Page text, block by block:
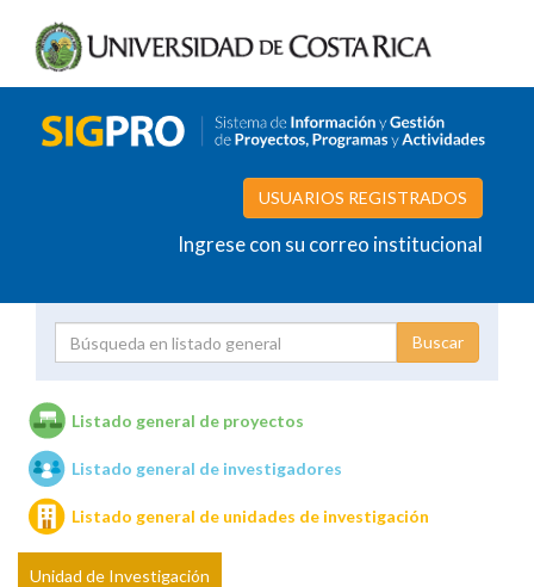
USUARIOS REGISTRADOS
Ingrese con su correo institucional
Unidades de investigación
Listado general de proyectos
Listado general de investigadores
Listado general de unidades de investigación
Unidad de Investigación